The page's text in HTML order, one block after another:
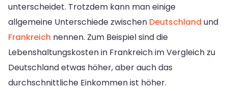
unterscheidet. Trotzdem kann man einige
allgemeine Unterschiede zwischen Deutschland und
Frankreich nennen. Zum Beispiel sind die
Lebenshaltungskosten in Frankreich im Vergleich zu
Deutschland etwas höher, aber auch das
durchschnittliche Einkommen ist höher.